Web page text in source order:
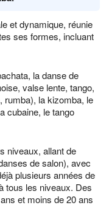
et dynamique, réunie
ses formes, incluant
la danse de
valse lente, tango,
rumba), la kizomba, le
cubaine, le tango
niveaux, allant de
de salon), avec
plusieurs années de
tous les niveaux. Des
et moins de 20 ans